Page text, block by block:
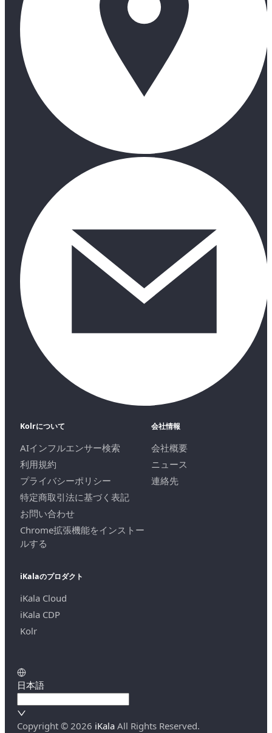
Kolrについて
AIインフルエンサー検索
利用規約
プライバシーポリシー
特定商取引法に基づく表記
お問い合わせ
Chrome拡張機能をインストー
ルする
会社情報
会社概要
ニュース
連絡先
iKalaのプロダクト
iKala Cloud
iKala CDP
Kolr
日本語
Copyright © 2026 iKala All Rights Reserved.